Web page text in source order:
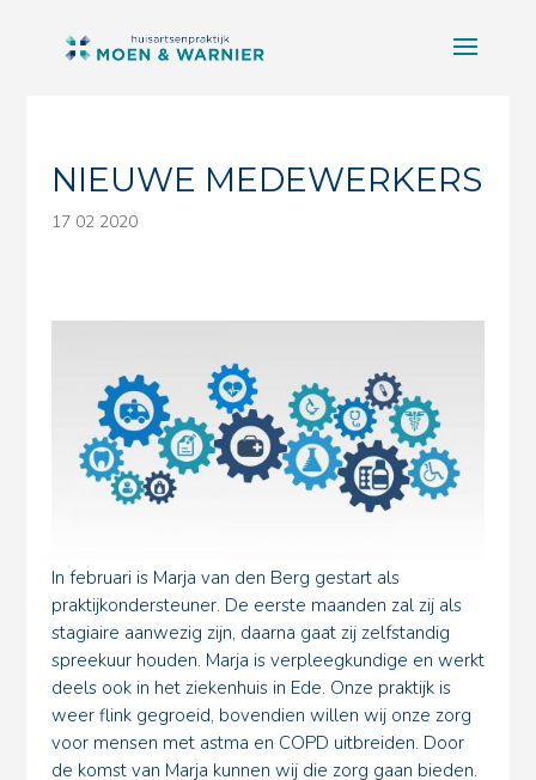
NIEUWE MEDEWERKERS
17 02 2020
In februari is Marja van den Berg gestart als
praktijkondersteuner. De eerste maanden zal zij als
stagiaire aanwezig zijn, daarna gaat zij zelfstandig
spreekuur houden. Marja is verpleegkundige en werkt
deels ook in het ziekenhuis in Ede. Onze praktijk is
weer flink gegroeid, bovendien willen wij onze zorg
voor mensen met astma en COPD uitbreiden. Door
de komst van Marja kunnen wij die zorg gaan bieden.